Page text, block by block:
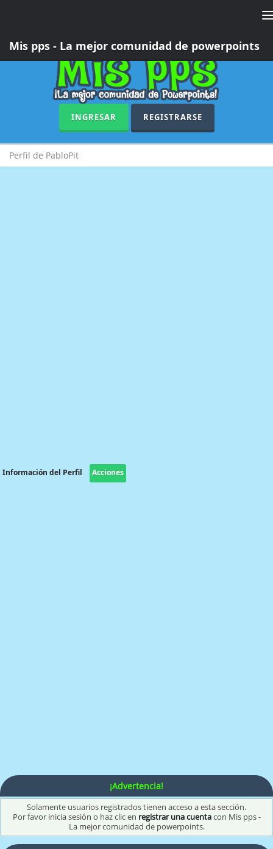
Mis pps - La mejor comunidad de powerpoints
INGRESAR REGISTRARSE
Perfil de PabloPit
Información del Perfil Acciones
¡Advertencia!
Solamente usuarios registrados tienen acceso a esta sección.
Por favor inicia sesión o haz clic en registrar una cuentacon Mis pps -
La mejor comunidad de powerpoints.